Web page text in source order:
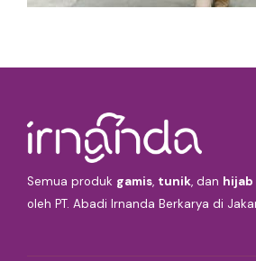
Semua produk gamis, tunik, dan hijab
oleh PT. Abadi Irnanda Berkarya di